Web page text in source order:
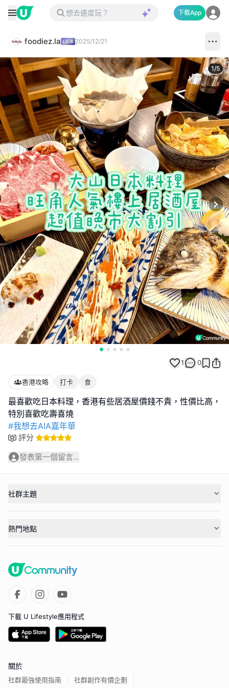
下載App
foodiez.la 2025/12/21
1/5
1 0
香港攻略 打卡 食
最喜歡吃日本料理，香港有些居酒屋價錢不貴，性價比高，
#我想去AIA嘉年華
評分
發表第一個留言...
社群主題
熱門地點
下載 U Lifestyle應用程式
關於
社群最強使用指南 社群創作有價企劃